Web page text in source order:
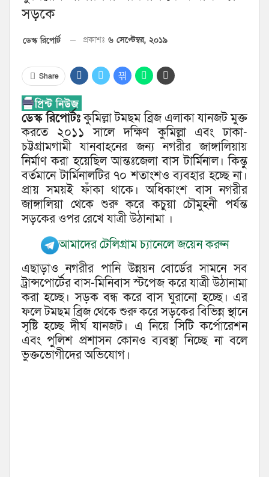
সড়কে
ডেস্ক রিপোর্ট প্রকাশঃ ৬ সেপ্টেম্বর, ২০১৯
Share
ডেস্ক রিপোর্টঃকুমিল্লা টমছম ব্রিজ এলাকা যানজট মুক্ত
করতে ২০১১ সালে দক্ষিণ কুমিল্লা এবং ঢাকা-
চট্টগ্রামগামী যানবাহনের জন্য নগরীর জাঙ্গালিয়ায়
নির্মাণ করা হয়েছিল আন্তঃজেলা বাস টার্মিনাল। কিন্তু
বর্তমানে টার্মিনালটির ৭০ শতাংশও ব্যবহার হচ্ছে না।
প্রায় সময়ই ফাঁকা থাকে। অধিকাংশ বাস নগরীর
জাঙ্গালিয়া থেকে শুরু করে কচুয়া চৌমুহনী পর্যন্ত
সড়কের ওপর রেখে যাত্রী উঠানামা ।
আমাদের টেলিগ্রাম চ্যানেলে জয়েন করুন
এছাড়াও নগরীর পানি উন্নয়ন বোর্ডের সামনে সব
ট্রান্সপোর্টের বাস-মিনিবাস স্টপেজ করে যাত্রী উঠানামা
করা হচ্ছে। সড়ক বন্ধ করে বাস ঘুরানো হচ্ছে। এর
ফলে টমছম ব্রিজ থেকে শুরু করে সড়কের বিভিন্ন স্থানে
সৃষ্টি হচ্ছে দীর্ঘ যানজট। এ নিয়ে সিটি কর্পোরেশন
এবং পুলিশ প্রশাসন কোনও ব্যবস্থা নিচ্ছে না বলে
ভুক্তভোগীদের অভিযোগ।